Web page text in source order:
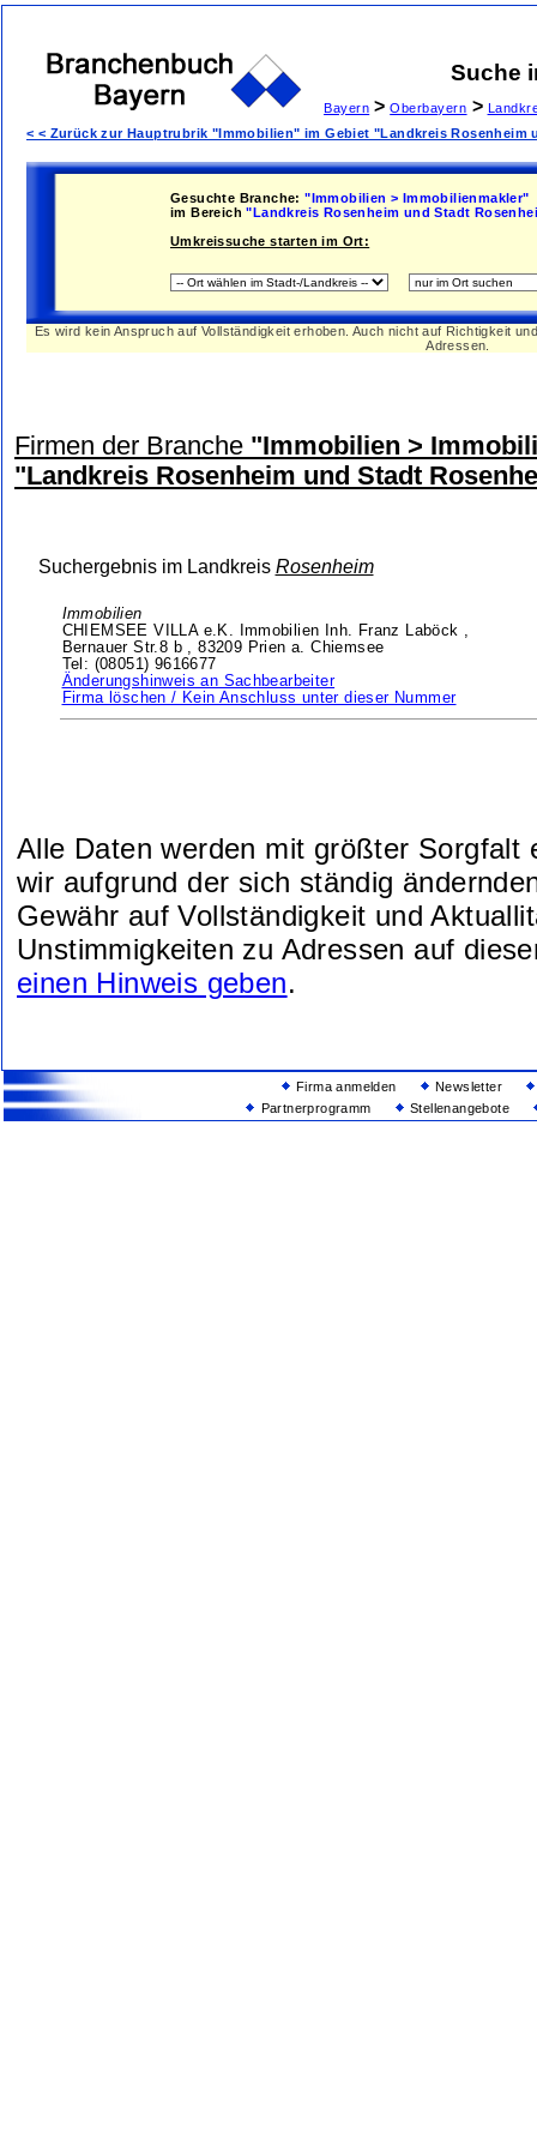
Suche
Bayern > Oberbayern >
< < Zurück zur Hauptrubrik "Immobilien" im Gebiet "Landkreis Rosenheim
Gesuchte Branche: "Immobilien > Immobilienmakler"
im Bereich "Landkreis Rosenheim und Stadt
Umkreissuche starten im Ort:
Es wird kein Anspruch auf Vollständigkeit erhoben. Auch nicht auf Richtigkeit
Adressen.
Firmen der Branche "Immobilien >
"Landkreis Rosenheim und Stadt
Suchergebnis im Landkreis Rosenheim
Immobilien
CHIEMSEE VILLA e.K. Immobilien Inh. Franz Laböck ,
Bernauer Str.8 b ,83209 Prien a. Chiemsee
Tel: (08051) 9616677
Änderungshinweis an Sachbearbeiter
Firma löschen / Kein Anschluss unter dieser Nummer
Alle Daten werden mit größter Sorgfalt
wir aufgrund der sich ständig
Gewähr auf Vollständigkeit und
Unstimmigkeiten zu Adressen auf
einen Hinweis geben.
Firma anmelden
Newsletter
Partnerprogramm
Stellenangebote